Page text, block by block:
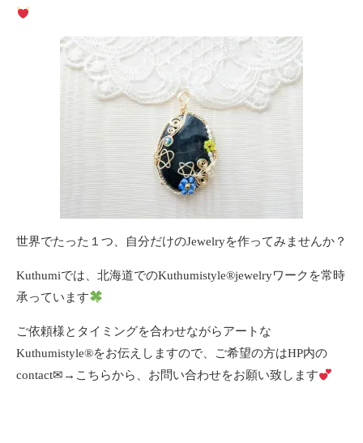
世界でたった１つ、自分だけのJewelryを作ってみませんか？
Kuthumiでは、北海道でのKuthumistyle®️jewelryワークを常時
承っています
ご依頼様とタイミングを合わせながらアートな
Kuthumistyle®️をお伝えしますので、ご希望の方はHP内の
contact✉→ こちらから 、お問い合わせをお願い致します